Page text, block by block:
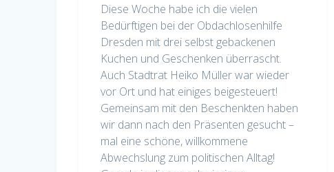
Diese Woche habe ich die vielen
Bedürftigen bei der Obdachlosenhilfe
Dresden mit drei selbst gebackenen
Kuchen und Geschenken überrascht.
Auch Stadtrat Heiko Müller war wieder
vor Ort und hat einiges beigesteuert!
Gemeinsam mit den Beschenkten haben
wir dann nach den Präsenten gesucht –
mal eine schöne, willkommene
Abwechslung zum politischen Alltag!